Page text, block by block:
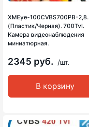
XMEye-100CVBS700PB-2,8.
(Пластик/Черная). 700Tvl.
Камера видеонаблюдения
миниатюрная.
2345 руб. /шт.
В корзину